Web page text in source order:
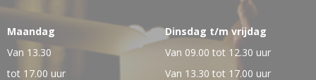
Maandag
Van 13.30
tot 17.00 uur
Dinsdag t/m vrijdag
Van 09.00 tot 12.30 uur
Van 13.30 tot 17.00 uur